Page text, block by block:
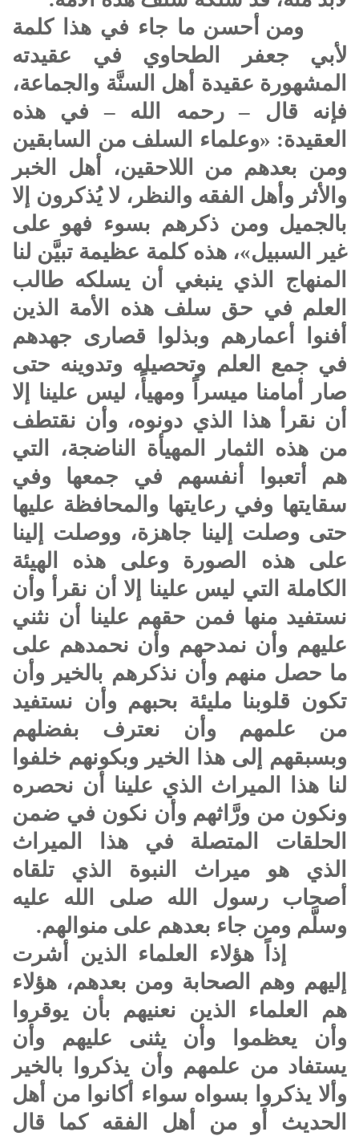
ومن أحسن ما جاء في هذا كلمة
لأبي جعفر الطحاوي في عقيدته
المشهورة عقيدة أهل السنَّة والجماعة،
فإنه قال – رحمه الله – في هذه
العقيدة: «وعلماء السلف من السابقين
ومن بعدهم من اللاحقين، أهل الخبر
والأثر وأهل الفقه والنظر، لا يُذكرون إلا
بالجميل ومن ذكرهم بسوء فهو على
غير السبيل»، هذه كلمة عظيمة تبيَّن لنا
المنهاج الذي ينبغي أن يسلكه طالب
العلم في حق سلف هذه الأمة الذين
أفنوا أعمارهم وبذلوا قصارى جهدهم
في جمع العلم وتحصيله وتدوينه حتى
صار أمامنا ميسراً ومهيأً، ليس علينا إلا
أن نقرأ هذا الذي دونوه، وأن نقتطف
من هذه الثمار المهيأة الناضجة، التي
هم أتعبوا أنفسهم في جمعها وفي
سقايتها وفي رعايتها والمحافظة عليها
حتى وصلت إلينا جاهزة، ووصلت إلينا
على هذه الصورة وعلى هذه الهيئة
الكاملة التي ليس علينا إلا أن نقرأ وأن
نستفيد منها فمن حقهم علينا أن نثني
عليهم وأن نمدحهم وأن نحمدهم على
ما حصل منهم وأن نذكرهم بالخير وأن
تكون قلوبنا مليئة بحبهم وأن نستفيد
من علمهم وأن نعترف بفضلهم
وبسبقهم إلى هذا الخير وبكونهم خلفوا
لنا هذا الميراث الذي علينا أن نحصره
ونكون من ورَّاثهم وأن نكون في ضمن
الحلقات المتصلة في هذا الميراث
الذي هو ميراث النبوة الذي تلقاه
أصحاب رسول الله صلى الله عليه
وسلَّم ومن جاء بعدهم على منوالهم.
إذاً هؤلاء العلماء الذين أشرت
إليهم وهم الصحابة ومن بعدهم، هؤلاء
هم العلماء الذين نعنيهم بأن يوقروا
وأن يعظموا وأن يثنى عليهم وأن
يستفاد من علمهم وأن يذكروا بالخير
وألا يذكروا بسواه سواء أكانوا من أهل
الحديث أو من أهل الفقه كما قال